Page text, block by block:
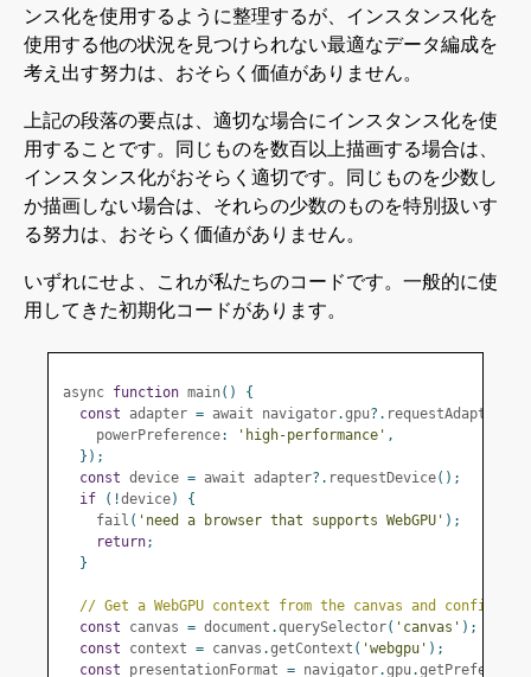
ンス化を使用するように整理するが、インスタンス化を
使用する他の状況を見つけられない最適なデータ編成を
考え出す努力は、おそらく価値がありません。
上記の段落の要点は、適切な場合にインスタンス化を使
用することです。同じものを数百以上描画する場合は、
インスタンス化がおそらく適切です。同じものを少数し
か描画しない場合は、それらの少数のものを特別扱いす
る努力は、おそらく価値がありません。
いずれにせよ、これが私たちのコードです。一般的に使
用してきた初期化コードがあります。
async function main()
{
const adapter = await navigator.gpu?. requestAdapter
    powerPreference
: 'high-performance' ,
});
const device = await adapter?. requestDevice();
if
(!device)
{
    fail
( 'need a browser that supports WebGPU' );
return;
}
// Get a WebGPU context from the canvas and
const canvas = document .querySelector( 'canvas' );
const context = canvas .getContext ( 'webgpu' );
const presentationFormat = navigator.gpu.